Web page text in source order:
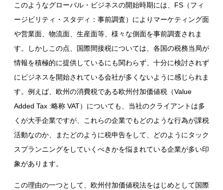
このようなグローバル・ビジネスの開始時期には、 FS （フィ
ージビリティ・スタディ：事前調査）によりマーケティング面
や営業面、物流面、生産面等、様々な側面を事前調査されま
す。しかしこの点、国際間接税については、各国の税務当局が
情報を積極的に提供しているにも関わらず、十分に検討されず
にビジネスを開始されている会社が多くないように感じられま
す。例えば、欧州の消費税である欧州付加価値税（Value
Added Tax :略称 VAT）についても、当社のクライアントは多
くが大手企業ですが、これらの企業でもどのような行為が課税
活動なのか、またどのように税申告をして、どのようにタック
スプランニングをしていくべきかを悩まれている企業が多い印
象があります。
この理由の一つとして、欧州付加価値税法をはじめとして国際